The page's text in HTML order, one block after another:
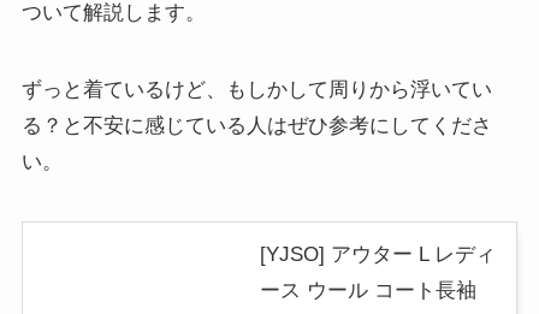
ついて解説します。
ずっと着ているけど、もしかして周りから浮いてい
る？と不安に感じている人はぜひ参考にしてくださ
い。
[YJSO] アウター L レディ
ース ウール コート長袖